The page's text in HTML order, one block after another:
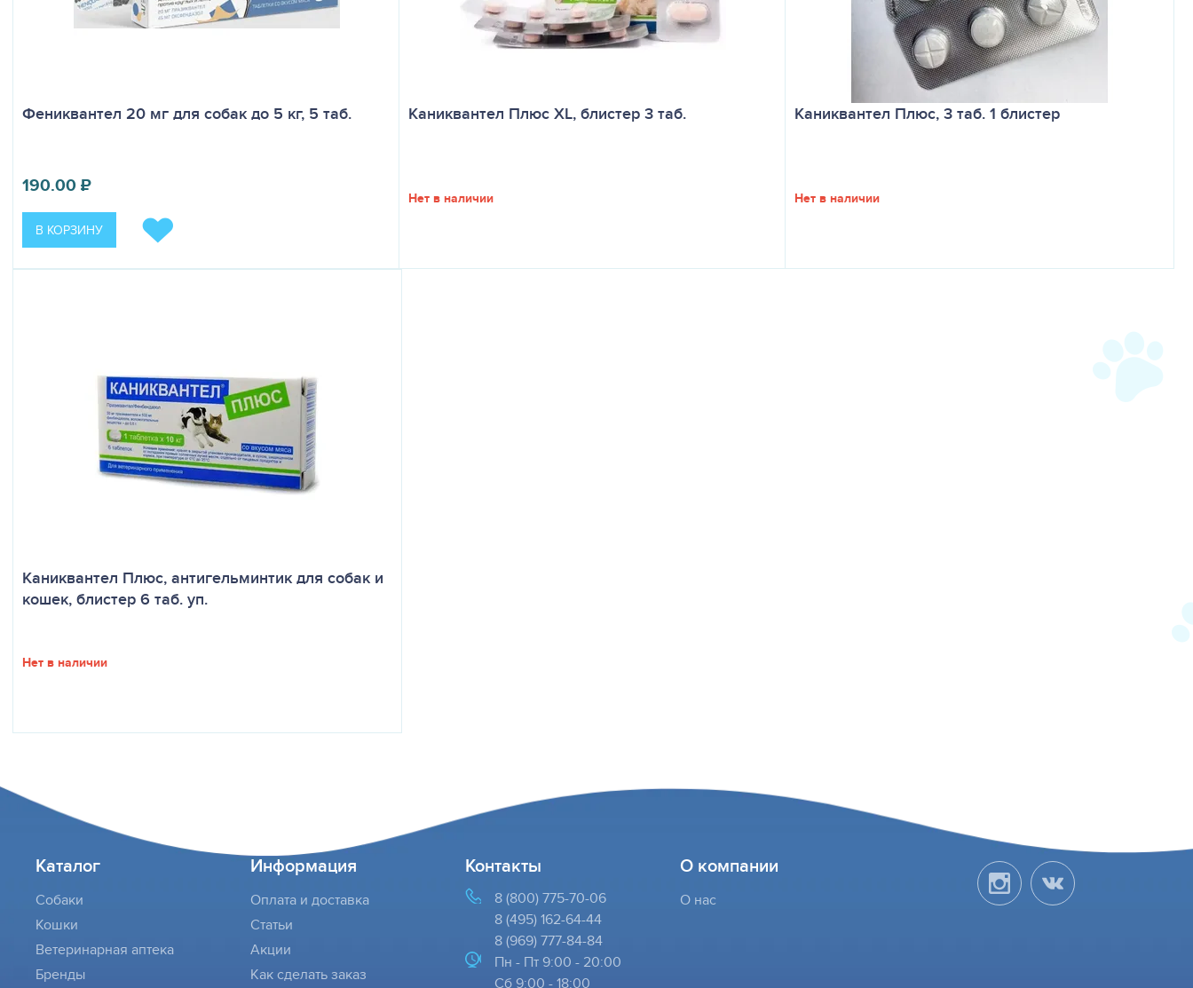
Фениквантел 20 мг для собак до 5 кг, 5 таб.
190.00₽
В КОРЗИНУ
Каниквантел Плюс XL, блистер 3 таб.
Нет в наличии
Каниквантел Плюс, 3 таб. 1 блистер
Нет в наличии
Каниквантел Плюс, антигельминтик для собак и
кошек, блистер 6 таб. уп.
Нет в наличии
Каталог
Собаки
Кошки
Ветеринарная аптека
Бренды
Информация
Оплата и доставка
Статьи
Акции
Как сделать заказ
Контакты
8 (800) 775-70-06
8 (495) 162-64-44
8 (969) 777-84-84
Пн - Пт 9:00 - 20:00
Cб 9:00 - 18:00
О компании
О нас